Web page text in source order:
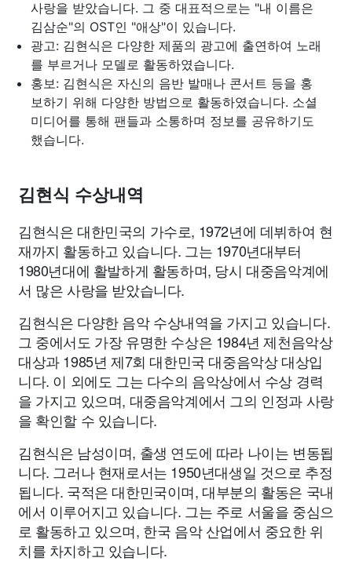
사랑을 받았습니다. 그 중 대표적으로는 "내 이름은
김삼순"의 OST인 "애상"이 있습니다.
광고: 김현식은 다양한 제품의 광고에 출연하여 노래
를 부르거나 모델로 활동하였습니다.
홍보: 김현식은 자신의 음반 발매나 콘서트 등을 홍
보하기 위해 다양한 방법으로 활동하였습니다. 소셜
미디어를 통해 팬들과 소통하며 정보를 공유하기도
했습니다.
김현식 수상내역
김현식은 대한민국의 가수로, 1972년에 데뷔하여 현
재까지 활동하고 있습니다. 그는 1970년대부터
1980년대에 활발하게 활동하며, 당시 대중음악계에
서 많은 사랑을 받았습니다.
김현식은 다양한 음악 수상내역을 가지고 있습니다.
그 중에서도 가장 유명한 수상은 1984년 제천음악상
대상과 1985년 제7회 대한민국 대중음악상 대상입
니다. 이 외에도 그는 다수의 음악상에서 수상 경력
을 가지고 있으며, 대중음악계에서 그의 인정과 사랑
을 확인할 수 있습니다.
김현식은 남성이며, 출생 연도에 따라 나이는 변동됩
니다. 그러나 현재로서는 1950년대생일 것으로 추정
됩니다. 국적은 대한민국이며, 대부분의 활동은 국내
에서 이루어지고 있습니다. 그는 주로 서울을 중심으
로 활동하고 있으며, 한국 음악 산업에서 중요한 위
치를 차지하고 있습니다.